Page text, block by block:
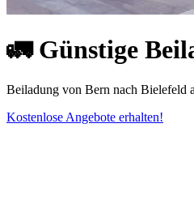
🚛 Günstige
Beiladung von Bern nach Bielefeld
Kostenlose Angebote erhalten!